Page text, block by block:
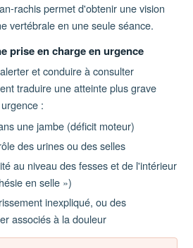
rachis permet d'obtenir une vision
vertébrale en une seule séance.
prise en charge en urgence
et conduire à consulter
traduire une atteinte plus grave
:
une jambe (déficit moteur)
des urines ou des selles
au niveau des fesses et de l'intérieur
en selle »)
inexpliqué, ou des
associés à la douleur